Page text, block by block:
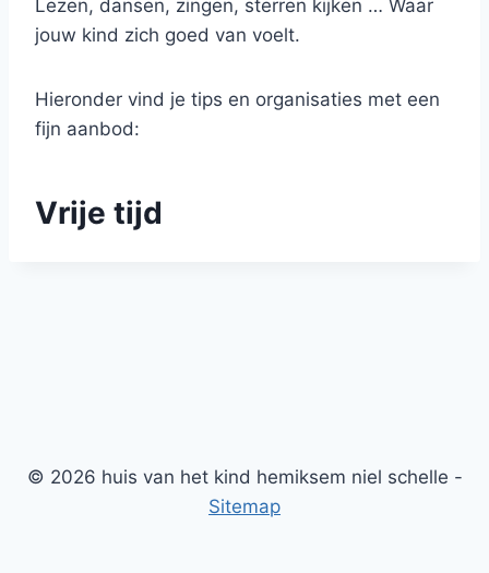
Lezen, dansen, zingen, sterren kijken … Waar
jouw kind zich goed van voelt.
Hieronder vind je tips en organisaties met een
fijn aanbod:
Vrije tijd
© 2026 huis van het kind hemiksem niel schelle -
Sitemap